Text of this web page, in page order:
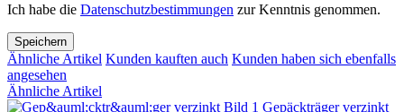
Ich habe die Datenschutzbestimmungen zur Kenntnis genommen.
Speichern
Ähnliche Artikel Kunden kauften auch Kunden haben sich ebenfalls
angesehen
Ähnliche Artikel
Gepäckträger verzinkt